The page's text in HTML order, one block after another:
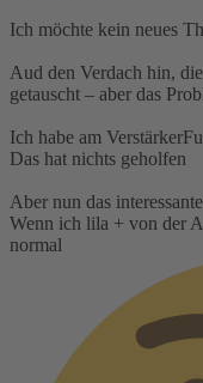
Ich möchte kein neues
Aud den Verdach hin,
getauscht – aber das
Ich habe am
Das hat nichts geholfen
Aber nun das
Wenn ich lila + von der
normal